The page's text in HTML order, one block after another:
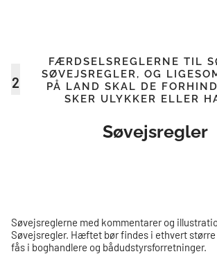
2
FÆRDSELSREGLERNE TIL
SØVEJSREGLER, OG
PÅ LAND SKAL DE
SKER ULYKKER ELLER
Søvejsregler
Søvejsreglerne med kommentarer og
Søvejsregler. Hæftet bør findes i ethvert
fås i boghandlere og bådudstyrsforretninger.